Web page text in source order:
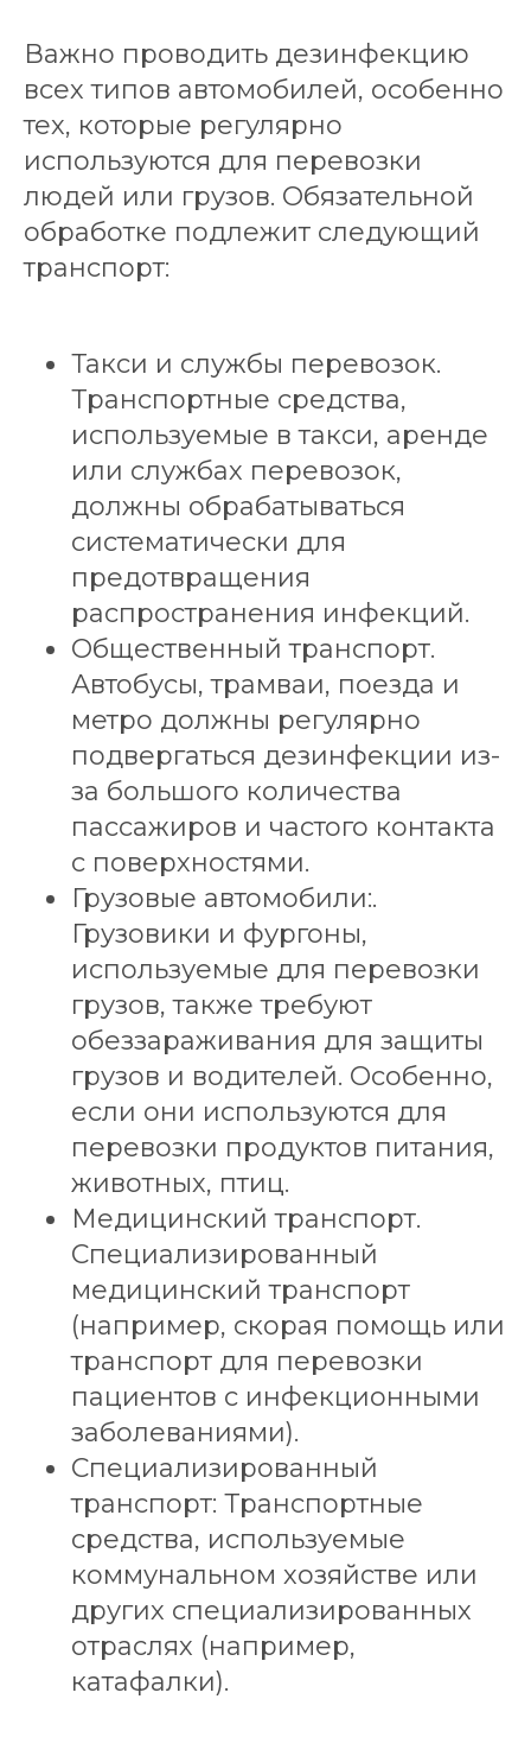
Важно проводить дезинфекцию
всех типов автомобилей, особенно
тех, которые регулярно
используются для перевозки
людей или грузов. Обязательной
обработке подлежит следующий
транспорт:
Такси и службы перевозок.
Транспортные средства,
используемые в такси, аренде
или службах перевозок,
должны обрабатываться
систематически для
предотвращения
распространения инфекций.
Общественный транспорт.
Автобусы, трамваи, поезда и
метро должны регулярно
подвергаться дезинфекции из-
за большого количества
пассажиров и частого контакта
с поверхностями.
Грузовые автомобили:.
Грузовики и фургоны,
используемые для перевозки
грузов, также требуют
обеззараживания для защиты
грузов и водителей. Особенно,
если они используются для
перевозки продуктов питания,
животных, птиц.
Медицинский транспорт.
Специализированный
медицинский транспорт
(например, скорая помощь или
транспорт для перевозки
пациентов с инфекционными
заболеваниями).
Специализированный
транспорт: Транспортные
средства, используемые
коммунальном хозяйстве или
других специализированных
отраслях (например,
катафалки).